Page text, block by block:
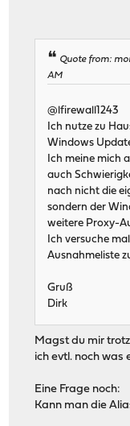
Quote from:
AM
@lfirewall1243
Ich nutze zu
Windows
Ich meine mich
auch
nach nicht die
sondern der
weitere Proxy-
Ich versuche
Ausnahmeliste
Gruß
Dirk
Magst du mir
ich evtl. noch was
Eine Frage noch:
Kann man die